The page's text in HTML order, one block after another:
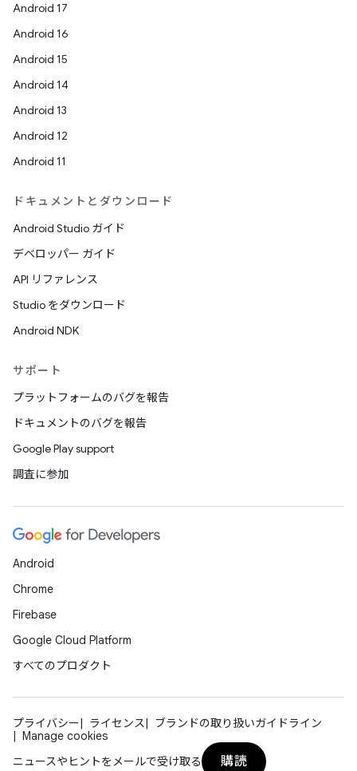
Android 17
Android 16
Android 15
Android 14
Android 13
Android 12
Android 11
ドキュメントとダウンロード
Android Studio ガイド
デベロッパー ガイド
API リファレンス
Studio をダウンロード
Android NDK
サポート
プラットフォームのバグを報告
ドキュメントのバグを報告
Google Play support
調査に参加
Android
Chrome
Firebase
Google Cloud Platform
すべてのプロダクト
プライバシー ライセンス
ブランドの取り扱いガイドライン
Manage cookies
ニュースやヒントをメールで受け取る
購読